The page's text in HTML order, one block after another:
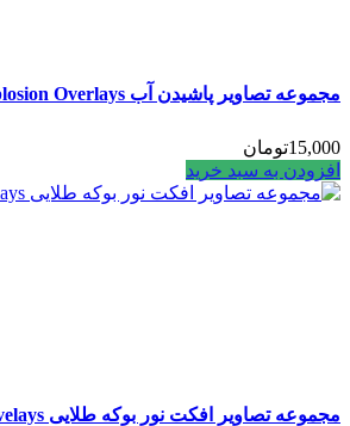
مجموعه تصاویر پاشیدن آب Colorful Power Explosion Overlays
15,000تومان
افزودن به سبد خرید
مجموعه تصاویر افکت نور بوکه طلایی Golden Bokeh Ovelays